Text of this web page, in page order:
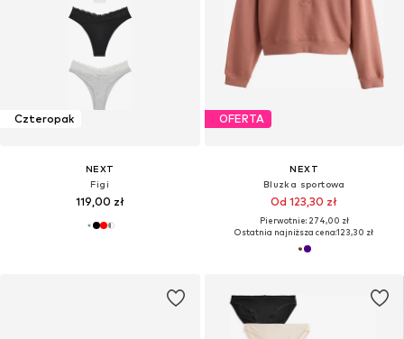
Czteropak
NEXT
Figi
119,00 zł
OFERTA
NEXT
Bluzka sportowa
Od 123,30 zł
Pierwotnie: 274,00 zł
Ostatnia najniższa cena:123,30 zł